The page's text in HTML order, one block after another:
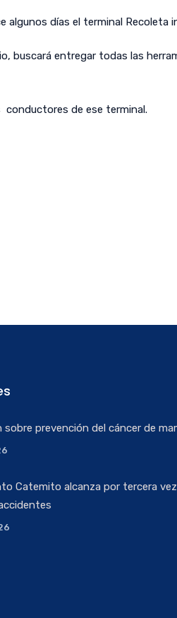
días el terminal Recoleta
buscará entregar todas las
conductores de ese terminal.
sobre prevención del cáncer de
Catemito alcanza por tercera vez